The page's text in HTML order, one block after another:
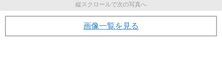
縦スクロールで次の写真へ
画像一覧を見る